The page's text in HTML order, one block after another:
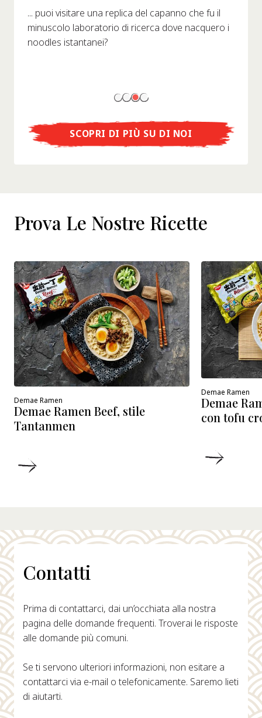
... puoi visitare una replica del capanno che fu il
minuscolo laboratorio di ricerca dove nacquero i
noodles istantanei?
SCOPRI DI PIÙ SU DI NOI
Prova Le Nostre Ricette
Demae Ramen
Demae Ramen Beef, stile
Tantanmen
Demae Ramen
Demae
con tofu
Contatti
Prima di contattarci, dai un’occhiata alla nostra
pagina delle domande frequenti. Troverai le risposte
alle domande più comuni.
Se ti servono ulteriori informazioni, non esitare a
contattarci via e-mail o telefonicamente. Saremo lieti
di aiutarti.